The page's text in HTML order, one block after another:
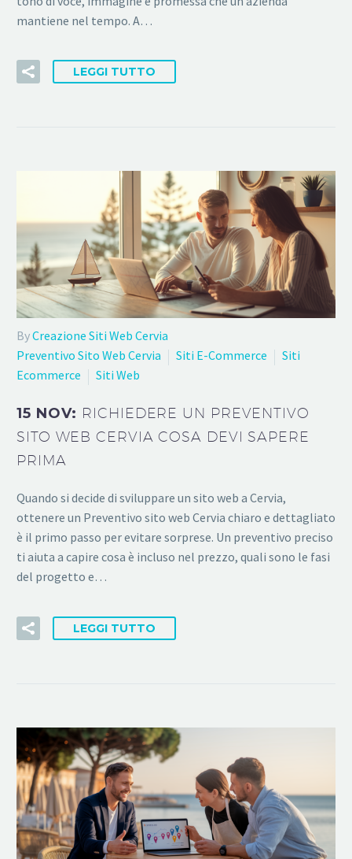
mantiene nel tempo. A…
LEGGI TUTTO
ByCreazione Siti Web Cervia
Preventivo Sito Web Cervia
Siti E-Commerce
Siti
Ecommerce
Siti Web
15 NOV: RICHIEDERE UN PREVENTIVO
SITO WEB CERVIA COSA DEVI SAPERE
PRIMA
Quando si decide di sviluppare un sito web a Cervia,
ottenere un Preventivo sito web Cervia chiaro e dettagliato
è il primo passo per evitare sorprese. Un preventivo preciso
ti aiuta a capire cosa è incluso nel prezzo, quali sono le fasi
del progetto e…
LEGGI TUTTO